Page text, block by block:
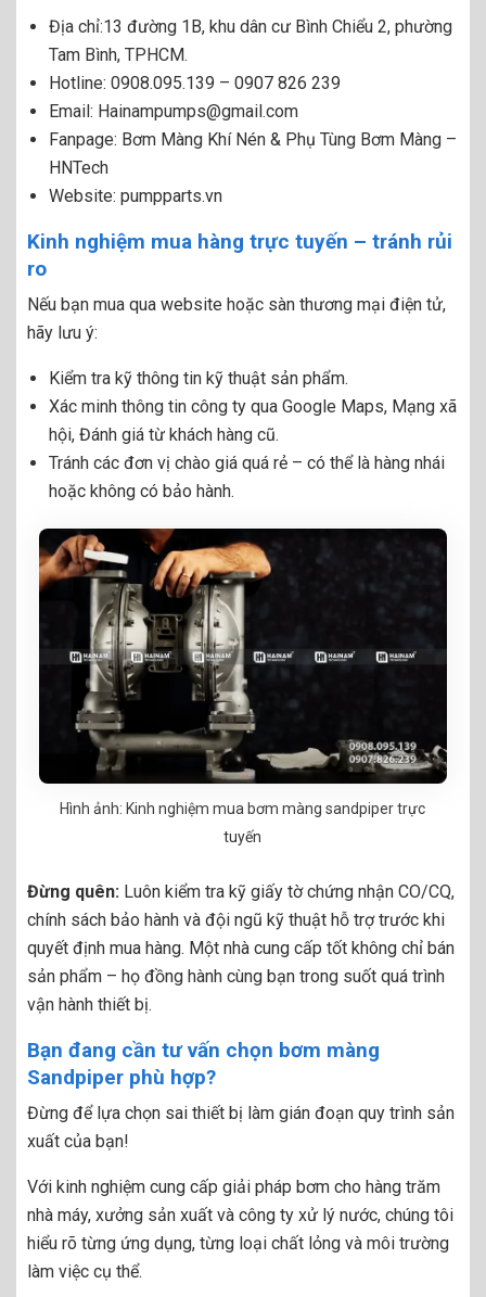
Địa chỉ:13 đường 1B, khu dân cư Bình Chiểu 2, phường
Tam Bình, TPHCM.
Hotline: 0908.095.139 – 0907 826 239
Email: Hainampumps@gmail.com
Fanpage: Bơm Màng Khí Nén & Phụ Tùng Bơm Màng –
HNTech
Website: pumpparts.vn
Kinh nghiệm mua hàng trực tuyến – tránh rủi
ro
Nếu bạn mua qua website hoặc sàn thương mại điện tử,
hãy lưu ý:
Kiểm tra kỹ thông tin kỹ thuật sản phẩm.
Xác minh thông tin công ty qua Google Maps, Mạng xã
hội, Đánh giá từ khách hàng cũ.
Tránh các đơn vị chào giá quá rẻ – có thể là hàng nhái
hoặc không có bảo hành.
Hình ảnh: Kinh nghiệm mua bơm màng sandpiper trực
tuyến
Đừng quên: Luôn kiểm tra kỹ giấy tờ chứng nhận CO/CQ,
chính sách bảo hành và đội ngũ kỹ thuật hỗ trợ trước khi
quyết định mua hàng. Một nhà cung cấp tốt không chỉ bán
sản phẩm – họ đồng hành cùng bạn trong suốt quá trình
vận hành thiết bị.
Bạn đang cần tư vấn chọn bơm màng
Sandpiper phù hợp?
Đừng để lựa chọn sai thiết bị làm gián đoạn quy trình sản
xuất của bạn!
Với kinh nghiệm cung cấp giải pháp bơm cho hàng trăm
nhà máy, xưởng sản xuất và công ty xử lý nước, chúng tôi
hiểu rõ từng ứng dụng, từng loại chất lỏng và môi trường
làm việc cụ thể.